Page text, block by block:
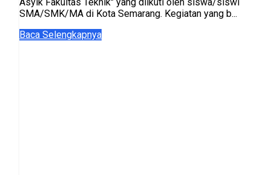
SMA/SMK/MA di Kota Semarang. Kegiatan yang b...
Baca Selengkapnya